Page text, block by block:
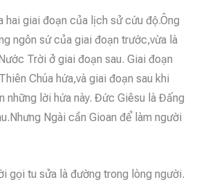
hai giai đoạn của lịch sử cứu độ.Ông
ngôn sứ của giai đoạn trước,vừa là
Trời ở giai đoạn sau. Giai đoạn
Chúa hứa,và giai đoạn sau khi
những lời hứa này. Đức Giêsu là Đấng
Ngài cần Gioan để làm người
gọi tu sửa là đường trong lòng người.